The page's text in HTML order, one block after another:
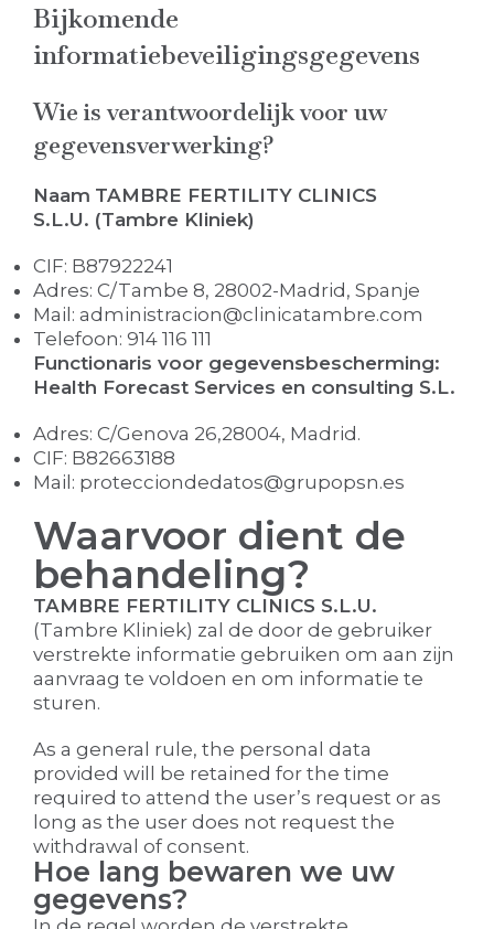
Bijkomende
informatiebeveiligingsgegevens
Wie is verantwoordelijk voor uw
gegevensverwerking?
Naam TAMBRE FERTILITY CLINICS
S.L.U. (Tambre Kliniek)
CIF: B87922241
Adres: C/Tambe 8, 28002-Madrid, Spanje
Mail: administracion@clinicatambre.com
Telefoon: 914 116 111
Functionaris voor gegevensbescherming:
Health Forecast Services en consulting S.L.
Adres: C/Genova 26,28004, Madrid.
CIF: B82663188
Mail: protecciondedatos@grupopsn.es
Waarvoor dient de
behandeling?
TAMBRE FERTILITY CLINICS S.L.U.
(Tambre Kliniek) zal de door de gebruiker
verstrekte informatie gebruiken om aan zijn
aanvraag te voldoen en om informatie te
sturen.
As a general rule, the personal data
provided will be retained for the time
required to attend the user’s request or as
long as the user does not request the
withdrawal of consent.
Hoe lang bewaren we uw
gegevens?